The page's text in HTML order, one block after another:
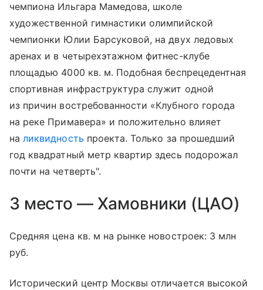
чемпиона Ильгара Мамедова, школе
художественной гимнастики олимпийской
чемпионки Юлии Барсуковой, на двух ледовых
аренах и в четырехэтажном фитнес-клубе
площадью 4000 кв. м. Подобная беспрецедентная
спортивная инфраструктура служит одной
из причин востребованности «Клубного города
на реке Примавера» и положительно влияет
наликвидность проекта. Только за прошедший
год квадратный метр квартир здесь подорожал
почти на четверть".
3 место — Хамовники (ЦАО)
Средняя цена кв. м на рынке новостроек: 3 млн
руб.
Исторический центр Москвы отличается высокой